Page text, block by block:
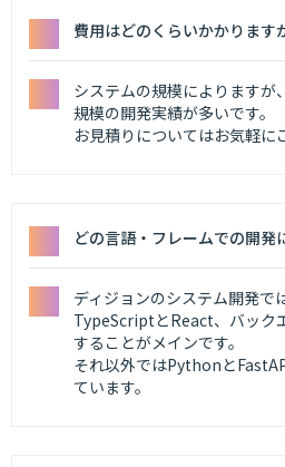
費用はどのくらいかかります
システムの規模によりますが
規模の開発実績が多いです。
お見積りについてはお気軽に
どの言語・フレームでの開発
ディジョンのシステム開発で
TypeScriptとReact、バック
することがメインです。
それ以外ではPythonと
ています。